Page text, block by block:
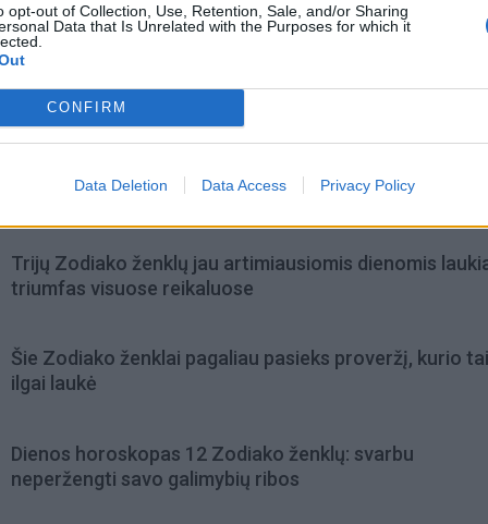
opt-out of Collection, Use, Retention, Sale, and/or Sharing
Data that Is Unrelated with the Purposes for which it
CONFIRM
Data Deletion Data Access Privacy Policy
grįžusi Karina
didžiausią savo
Anatolijus Klemencovas: gal jau
užtenka
Trijų Zodiako ženklų jau artimiausiomis dienomis
triumfas visuose reikaluose
Šie Zodiako ženklai pagaliau pasieks proveržį, kurio
ilgai laukė
Dienos horoskopas 12 Zodiako ženklų: svarbu
neperžengti savo galimybių ribos